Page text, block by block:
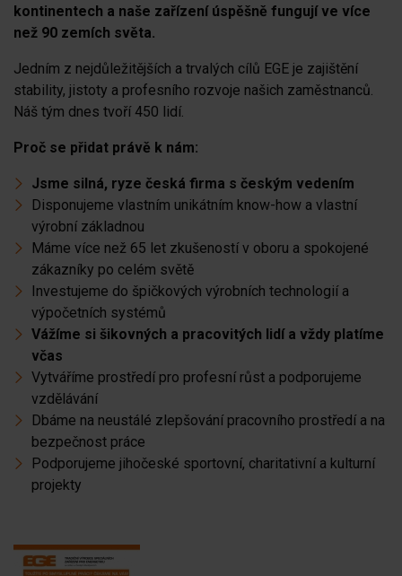
kontinentech a naše zařízení úspěšně fungují ve více
než 90 zemích světa.
Jedním z nejdůležitějších a trvalých cílů EGE je zajištění
stability, jistoty a profesního rozvoje našich zaměstnanců.
Náš tým dnes tvoří 450 lidí.
Proč se přidat právě k nám:
Jsme silná, ryze česká firma s českým vedením
Disponujeme vlastním unikátním know-how a vlastní
výrobní základnou
Máme více než 65 let zkušeností v oboru a spokojené
zákazníky po celém světě
Investujeme do špičkových výrobních technologií a
výpočetních systémů
Vážíme si šikovných a pracovitých lidí a vždy platíme
včas
Vytváříme prostředí pro profesní růst a podporujeme
vzdělávání
Dbáme na neustálé zlepšování pracovního prostředí a na
bezpečnost práce
Podporujeme jihočeské sportovní, charitativní a kulturní
projekty